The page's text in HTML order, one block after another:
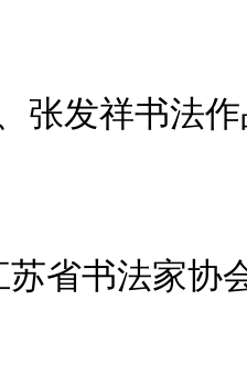
张发祥书法
苏省书法家协